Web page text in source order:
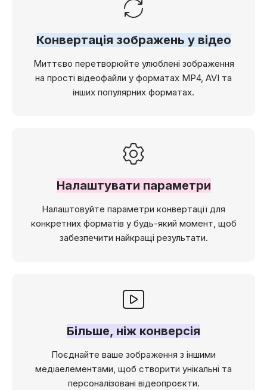
Конвертація зображень у відео
Миттєво перетворюйте улюблені зображення
на прості відеофайли у форматах MP4, AVI та
інших популярних форматах.
Налаштувати параметри
Налаштовуйте параметри конвертації для
конкретних форматів у будь-який момент, щоб
забезпечити найкращі результати.
Більше, ніж конверсія
Поєднайте ваше зображення з іншими
медіаелементами, щоб створити унікальні та
персоналізовані відеопроєкти.